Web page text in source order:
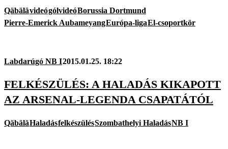
QäbälävideógólvideóBorussia Dortmund
Pierre-Emerick AubameyangEurópa-ligaEl-csoportkör
Labdarúgó NB I2015.01.25. 18:22
FELKÉSZÜLÉS: A HALADÁS KIKAPOTT
AZ ARSENAL-LEGENDA CSAPATÁTÓL
QäbäläHaladásfelkészülésSzombathelyi HaladásNB I